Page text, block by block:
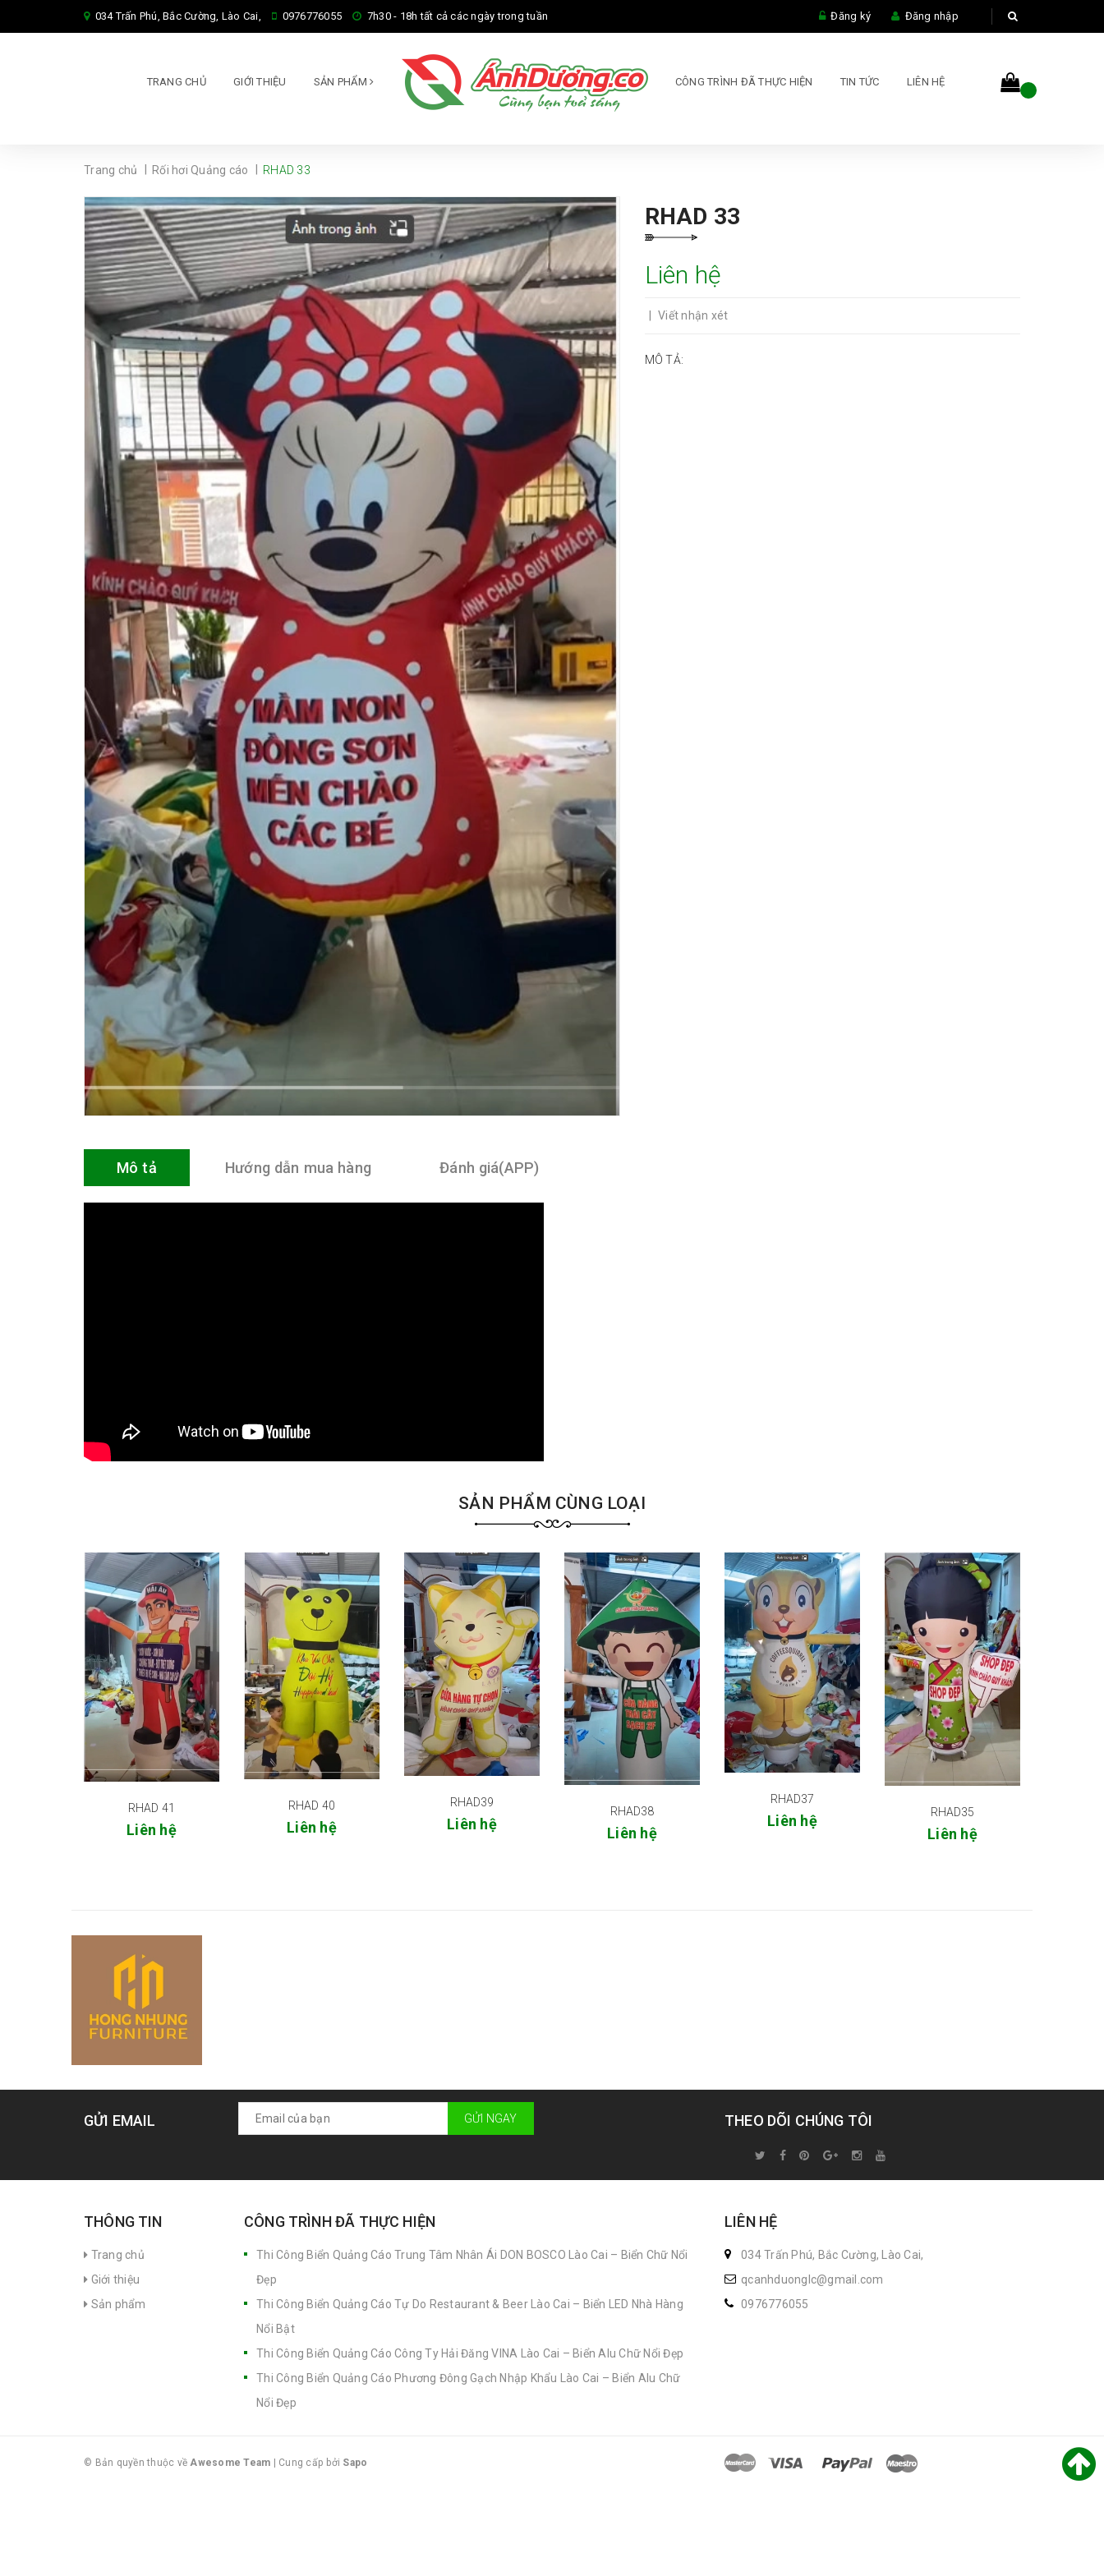
034 Trấn Phú, Bắc Cường, Lào Cai, 0976776055 7h30 - 18h tất cả các ngày trong tuần Đăng ký Đăng nhập
TRANG CHỦ GIỚI THIỆU SẢN PHẨM CÔNG TRÌNH ĐÃ THỰC HIỆN TIN TỨC LIÊN HỆ
Trang chủ Rối hơi Quảng cáo RHAD 33
RHAD 33
Liên hệ
Viết nhận xét
MÔ TẢ:
Mô tả Hướng dẫn mua hàng Đánh giá(APP)
SẢN PHẨM CÙNG LOẠI
RHAD 41
Liên hệ
RHAD 40
Liên hệ
RHAD39
Liên hệ
RHAD38
Liên hệ
RHAD37
Liên hệ
RHAD35
Liên hệ
GỬI EMAIL GỬI NGAY THEO DÕI CHÚNG TÔI
THÔNG TIN
Trang chủ
Giới thiệu
Sản phẩm
CÔNG TRÌNH ĐÃ THỰC HIỆN
Thi Công Biển Quảng Cáo Trung Tâm Nhân Ái DON BOSCO Lào Cai – Biển Chữ Nổi
Đẹp
Thi Công Biển Quảng Cáo Tự Do Restaurant & Beer Lào Cai – Biển LED Nhà Hàng
Nổi Bật
Thi Công Biển Quảng Cáo Công Ty Hải Đăng VINA Lào Cai – Biển Alu Chữ Nổi Đẹp
Thi Công Biển Quảng Cáo Phương Đông Gạch Nhập Khẩu Lào Cai – Biển Alu Chữ
Nổi Đẹp
LIÊN HỆ
034 Trấn Phú, Bắc Cường, Lào Cai,
qcanhduonglc@gmail.com
0976776055
© Bản quyền thuộc vềAwesome Team Cung cấp bởi Sapo